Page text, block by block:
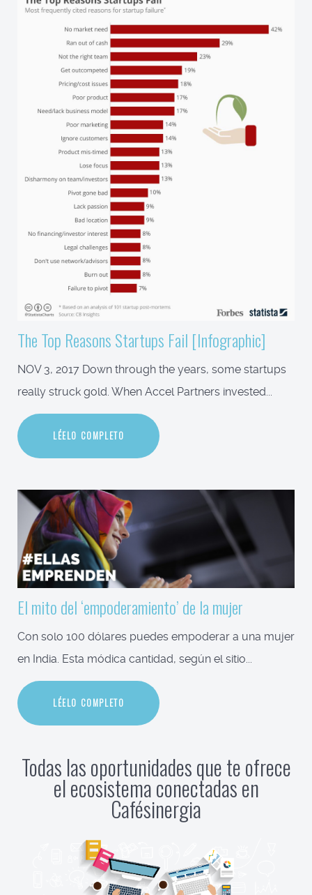
The Top Reasons Startups Fail [Infographic]
NOV 3, 2017 Down through the years, some startups
really struck gold. When Accel Partners invested...
LÉELO COMPLETO
El mito del ‘empoderamiento’ de la mujer
Con solo 100 dólares puedes empoderar a una mujer
en India. Esta módica cantidad, según el sitio...
LÉELO COMPLETO
Todas las oportunidades que te ofrece
el ecosistema conectadas en
Cafésinergia